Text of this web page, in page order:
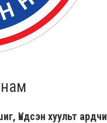
Үндсэн хуульт